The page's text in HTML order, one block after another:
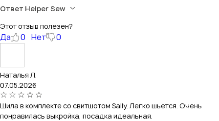
Ответ Helper Sew
Этот отзыв полезен?
Да 0 Нет 0
Наталья Л.
07.05.2026
Шила в комплекте со свитшотом Sally. Легко шьется. Очень
понравилась выкройка, посадка идеальная.